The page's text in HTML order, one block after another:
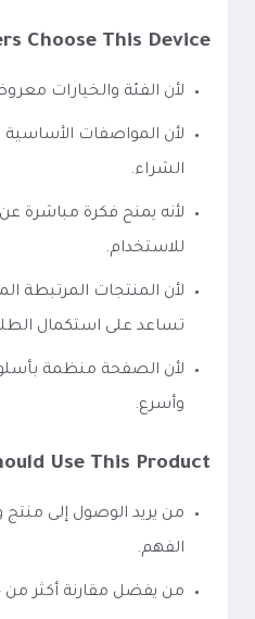
Choose This Device
لأن الفئة والخيارات
لأن المواصفات
الشراء.
لأنه يمنح فكرة مباشرة
للاستخدام.
لأن المنتجات المرتبطة
تساعد على استكمال
لأن الصفحة منظمة
وأسرع.
Use This Product
من يريد الوصول إلى
الفهم.
من يفضل مقارنة أكثر من